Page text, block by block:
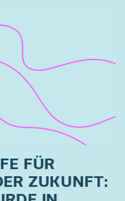
FÜR
ZUKUNFT: